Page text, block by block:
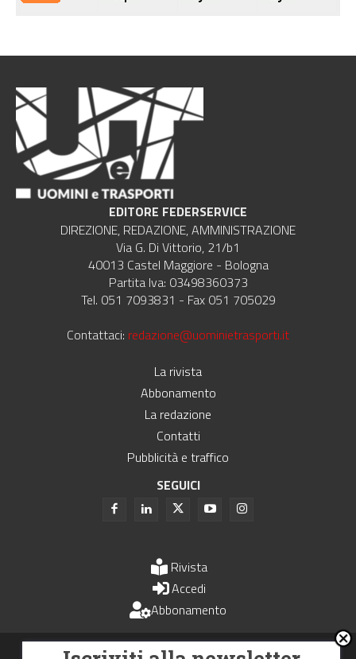
EDITORE FEDERSERVICE
DIREZIONE, REDAZIONE, AMMINISTRAZIONE
Via G. Di Vittorio, 21/b1
40013 Castel Maggiore - Bologna
Partita Iva: 03498360373
Tel. 051 7093831 - Fax 051 705029
Contattaci: redazione@uominietrasporti.it
La rivista
Abbonamento
La redazione
Contatti
Pubblicità e traffico
SEGUICI
Rivista
Accedi
Abbonamento
Uomini e Trasporti è un periodico associato all'Unione Stampa